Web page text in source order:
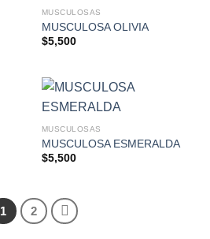
MUSCULOSAS
MUSCULOSA OLIVIA
$5,500
MUSCULOSAS
MUSCULOSA ESMERALDA
$5,500
1 2